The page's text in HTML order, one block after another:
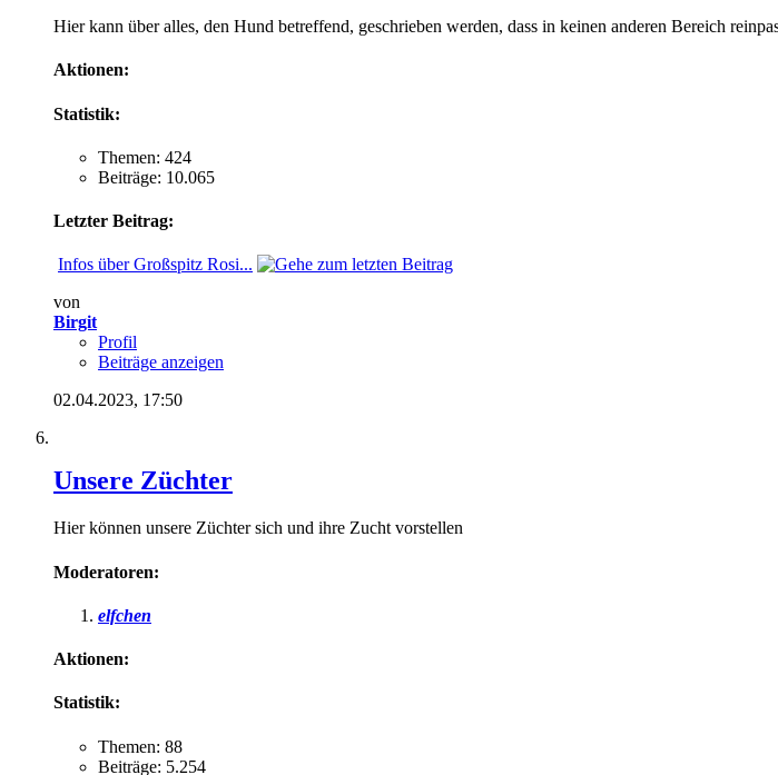
Hier kann über alles, den Hund betreffend, geschrieben werden, dass in keinen anderen Bereich
Aktionen:
Statistik:
Themen: 424
Beiträge: 10.065
Letzter Beitrag:
Infos über Großspitz Rosi...
von
Birgit
Profil
Beiträge anzeigen
02.04.2023, 17:50
Unsere Züchter
Hier können unsere Züchter sich und ihre Zucht vorstellen
Moderatoren:
elfchen
Aktionen:
Statistik:
Themen: 88
Beiträge: 5.254